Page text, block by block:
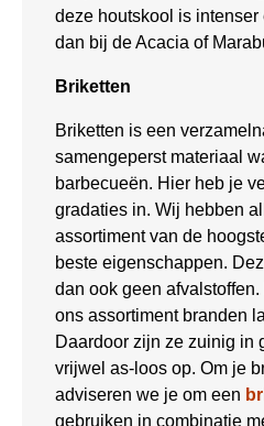
deze houtskool is
dan bij de Acacia of
Briketten
Briketten is een
samengeperst materiaal
barbecueën. Hier heb je
gradaties in. Wij hebben
assortiment van de
beste eigenschappen.
dan ook geen
ons assortiment branden
Daardoor zijn ze zuinig in
vrijwel as-loos op. Om je
adviseren we je om een
gebruiken in combinatie